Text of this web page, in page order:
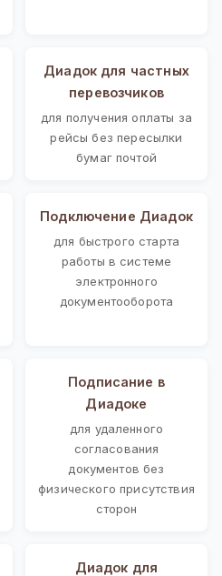
Диадок для частных
перевозчиков
для получения оплаты за
рейсы без пересылки
бумаг почтой
Подключение Диадок
для быстрого старта
работы в системе
электронного
документооборота
Подписание в
Диадоке
для удаленного
согласования
документов без
физического присутствия
сторон
Диадок для